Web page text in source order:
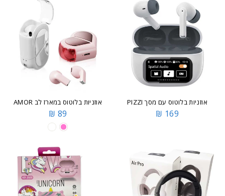
אוזניות בלוטוס עם מסך PIZZI
169 ₪
אוזניות בלוטוס במארז לב AMOR
89 ₪